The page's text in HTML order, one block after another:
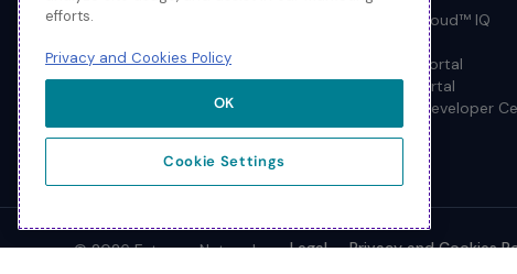
クラウド
有線アクセス
ワイヤレスアクセス
ExtremeCloud™ IQ
Support Portal
Partner Portal
Extreme Developer
© 2026 Extreme Networks Legal Privacy and Cookies
efforts.
Privacy and Cookies Policy
OK
Cookie Settings